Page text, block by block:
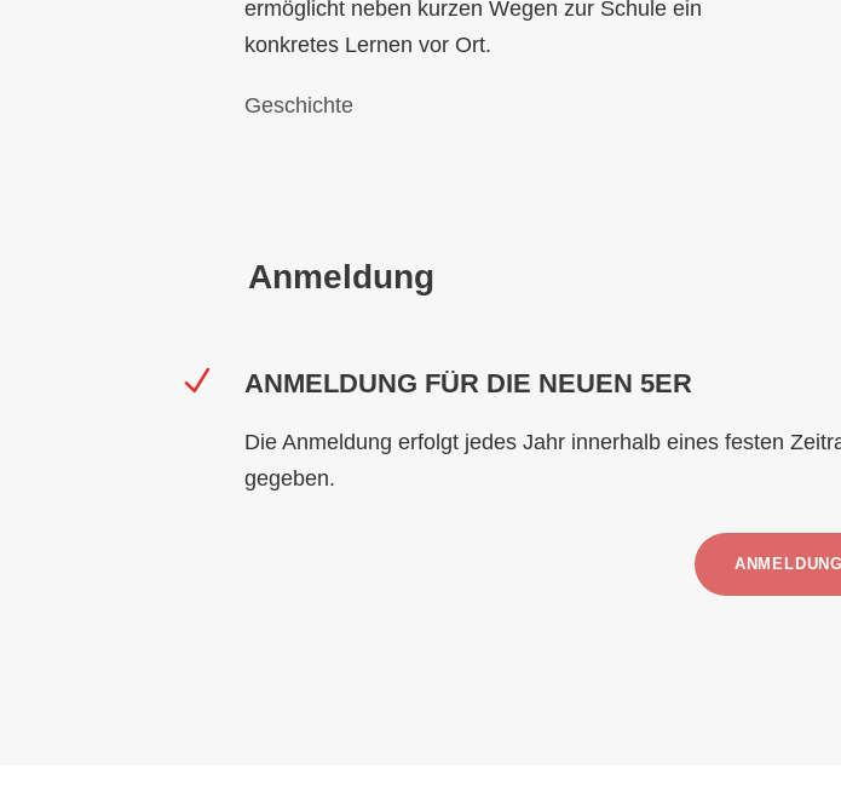
ermöglicht neben kurzen Wegen zur Schule ein
konkretes Lernen vor Ort.
Geschichte
Anmeldung
ANMELDUNG FÜR DIE NEUEN 5ER
Die Anmeldung erfolgt jedes Jahr innerhalb eines festen
gegeben.
ANMELDUNG